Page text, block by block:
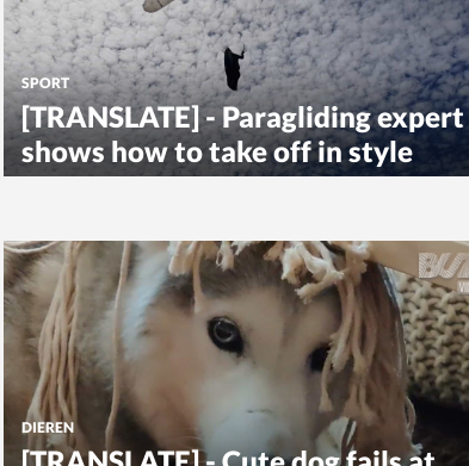
SPORT
[TRANSLATE] - Paragliding expert
shows how to take off in style
DIEREN